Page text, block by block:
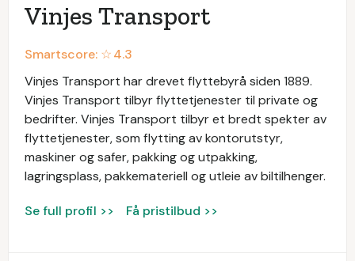
Vinjes Transport
Smartscore: ☆4.3
Vinjes Transport har drevet flyttebyrå siden 1889.
Vinjes Transport tilbyr flyttetjenester til private og
bedrifter. Vinjes Transport tilbyr et bredt spekter av
flyttetjenester, som flytting av kontorutstyr,
maskiner og safer, pakking og utpakking,
lagringsplass, pakkemateriell og utleie av biltilhenger.
Se full profil >> Få pristilbud >>